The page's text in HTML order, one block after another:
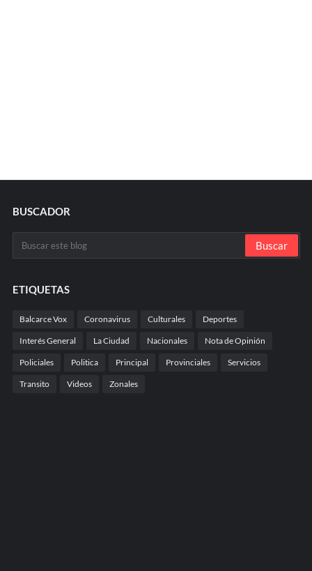
BUSCADOR
ETIQUETAS
Balcarce Vox Coronavirus Culturales Deportes
Interés General La Ciudad Nacionales Nota de Opinión
Policiales Politica Principal Provinciales Servicios
Transito Videos Zonales